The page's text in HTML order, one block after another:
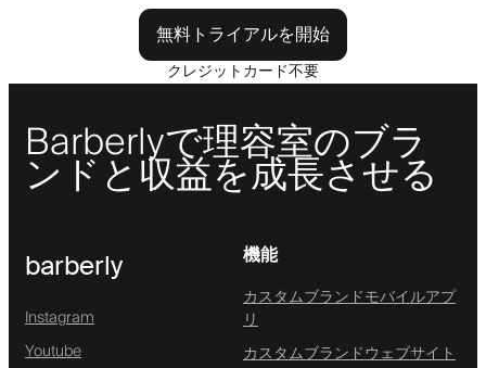
無料トライアルを開始
クレジットカード不要
Barberlyで理容室のブラ
ンドと収益を成長させる
barberly
Instagram
Youtube
機能
カスタムブランドモバイルアプ
リ
カスタムブランドウェブサイト